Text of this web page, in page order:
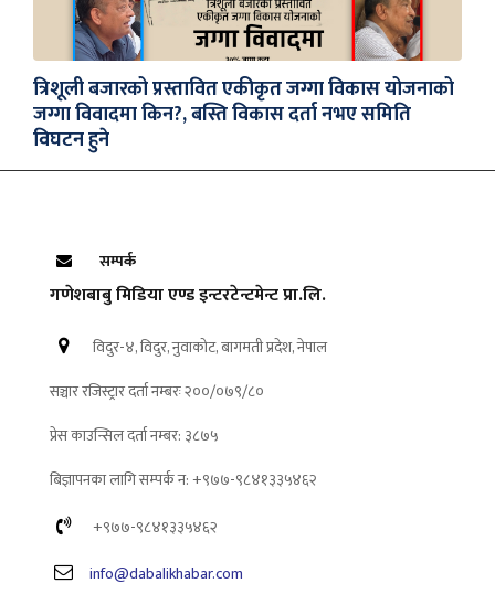
त्रिशूली बजारको प्रस्तावित एकीकृत जग्गा विकास योजनाको
जग्गा विवादमा किन?, बस्ति विकास दर्ता नभए समिति
विघटन हुने
सम्पर्क
गणेशबाबु मिडिया एण्ड इन्टरटेन्टमेन्ट प्रा.लि.
विदुर-४, विदुर, नुवाकोट, बागमती प्रदेश, नेपाल
सञ्चार रजिस्ट्रार दर्ता नम्बरः २००/०७९/८०
प्रेस काउन्सिल दर्ता नम्बर: ३८७५
बिज्ञापनका लागि सम्पर्क न: +९७७-९८४१३३५४६२
+९७७-९८४१३३५४६२
info@dabalikhabar.com